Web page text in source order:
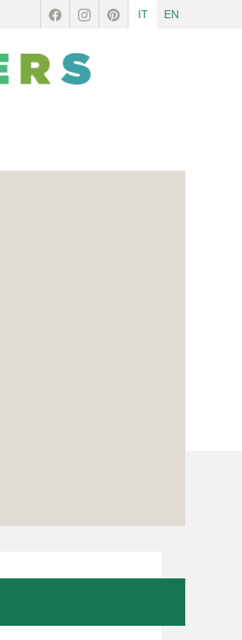
IT EN